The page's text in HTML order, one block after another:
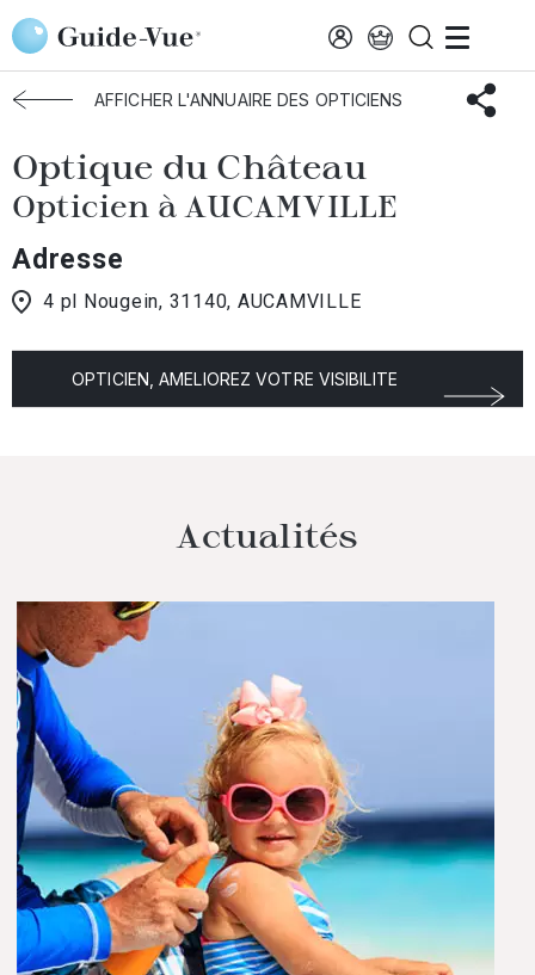
Aller au contenu principal
Accueil Choisir mon opticien Aucamville Optique Du Château
AFFICHER L'ANNUAIRE DES OPTICIENS
Optique du Château
Opticien à AUCAMVILLE
Adresse
4 pl Nougein, 31140, AUCAMVILLE
OPTICIEN, AMELIOREZ VOTRE VISIBILITE
Actualités